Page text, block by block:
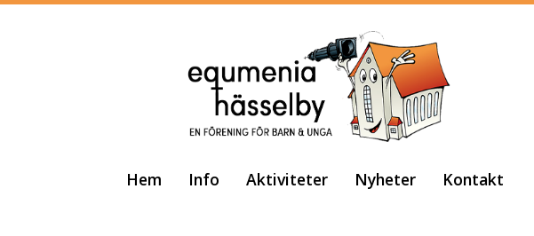
Hem Info Aktiviteter Nyheter Kontakt